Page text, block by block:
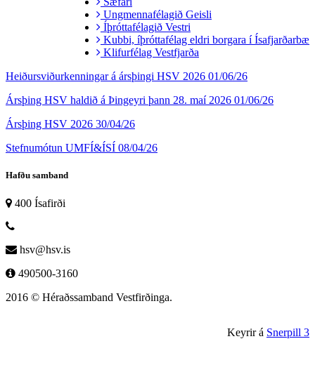
Ungmennafélagið Geisli
Íþróttafélagið Vestri
Kubbi, íþróttafélag eldri borgara í Ísafjarðarbæ
Klifurfélag Vestfjarða
Heiðursviðurkenningar á ársþingi HSV 2026 01/06/26
Ársþing HSV haldið á Þingeyri þann 28. maí 2026 01/06/26
Ársþing HSV 2026 30/04/26
Stefnumótun UMFÍ&ÍSÍ 08/04/26
Hafðu samband
400 Ísafirði
hsv@hsv.is
490500-3160
2016 © Héraðssamband Vestfirðinga.
Keyrir á Snerpill 3